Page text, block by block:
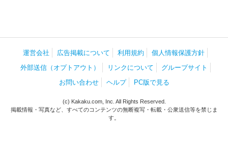
運営会社 広告掲載について 利用規約
個人情報保護方針
外部送信（オプトアウト）
リンクについて
グループサイト
お問い合わせ
ヘルプ PC版で見る
(c) Kakaku.com, Inc. All Rights Reserved.
掲載情報・写真など、すべてのコンテンツの無断複写・転載・公衆送信等を禁じま
す。